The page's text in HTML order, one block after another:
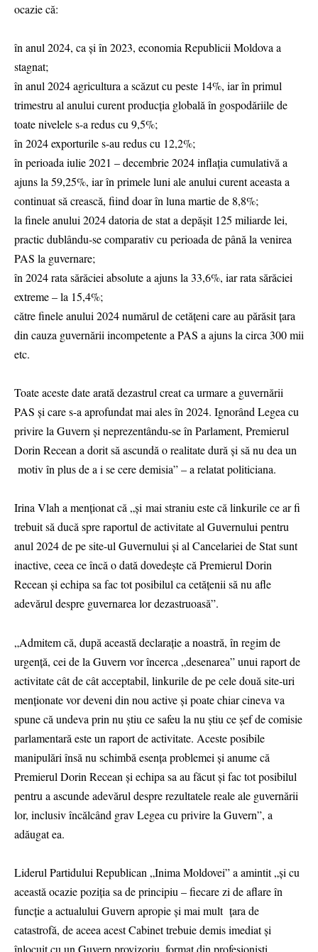
ocazie că:
în anul 2024, ca şi în 2023, economia Republicii Moldova a
stagnat;
în anul 2024 agricultura a scăzut cu peste 14%, iar în primul
trimestru al anului curent producţia globală în gospodăriile de
toate nivelele s-a redus cu 9,5%;
în 2024 exporturile s-au redus cu 12,2%;
în perioada iulie 2021 – decembrie 2024 inflaţia cumulativă a
ajuns la 59,25%, iar în primele luni ale anului curent aceasta a
continuat să crească, fiind doar în luna martie de 8,8%;
la finele anului 2024 datoria de stat a depăşit 125 miliarde lei,
practic dublându-se comparativ cu perioada de până la venirea
PAS la guvernare;
în 2024 rata sărăciei absolute a ajuns la 33,6%, iar rata sărăciei
extreme – la 15,4%;
către finele anului 2024 numărul de cetăţeni care au părăsit ţara
din cauza guvernării incompetente a PAS a ajuns la circa 300 mii
etc.
Toate aceste date arată dezastrul creat ca urmare a guvernării
PAS şi care s-a aprofundat mai ales în 2024. Ignorând Legea cu
privire la Guvern şi neprezentându-se în Parlament, Premierul
Dorin Recean a dorit să ascundă o realitate dură şi să nu dea un
motiv în plus de a i se cere demisia” – a relatat politiciana.
Irina Vlah a menționat că „și mai straniu este că linkurile ce ar fi
trebuit să ducă spre raportul de activitate al Guvernului pentru
anul 2024 de pe site-ul Guvernului şi al Cancelariei de Stat sunt
inactive, ceea ce încă o dată dovedeşte că Premierul Dorin
Recean şi echipa sa fac tot posibilul ca cetăţenii să nu afle
adevărul despre guvernarea lor dezastruoasă”.
„Admitem că, după această declaraţie a noastră, în regim de
urgenţă, cei de la Guvern vor încerca „desenarea” unui raport de
activitate cât de cât acceptabil, linkurile de pe cele două site-uri
menţionate vor deveni din nou active şi poate chiar cineva va
spune că undeva prin nu ştiu ce safeu la nu ştiu ce şef de comisie
parlamentară este un raport de activitate. Aceste posibile
manipulări însă nu schimbă esenţa problemei şi anume că
Premierul Dorin Recean şi echipa sa au făcut şi fac tot posibilul
pentru a ascunde adevărul despre rezultatele reale ale guvernării
lor, inclusiv încălcând grav Legea cu privire la Guvern”, a
adăugat ea.
Liderul Partidului Republican „Inima Moldovei” a amintit „şi cu
această ocazie poziţia sa de principiu – fiecare zi de aflare în
funcţie a actualului Guvern apropie şi mai mult ţara de
catastrofă, de aceea acest Cabinet trebuie demis imediat şi
înlocuit cu un Guvern provizoriu, format din profesionişti